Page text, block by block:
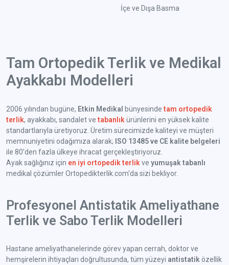
İçe ve Dışa Basma
Tam Ortopedik Terlik ve Medikal
Ayakkabı Modelleri
2006 yılından bugüne, Etkin Medikal bünyesindetam ortopedik
terlik, ayakkabı, sandalet vetabanlık ürünlerini en yüksek kalite
standartlarıyla üretiyoruz. Üretim sürecimizde kaliteyi ve müşteri
memnuniyetini odağımıza alarak; ISO 13485 ve CE kalite belgeleri
ile 80’den fazla ülkeye ihracat gerçekleştiriyoruz.
Ayak sağlığınız için en iyi ortopedik terlik ve yumuşak tabanlı
medikal çözümler Ortopedikterlik.com'da sizi bekliyor.
Profesyonel Antistatik Ameliyathane
Terlik ve Sabo Terlik Modelleri
Hastane ameliyathanelerinde görev yapan cerrah, doktor ve
hemşirelerin ihtiyaçları doğrultusunda, tüm yüzeyi antistatik özellik